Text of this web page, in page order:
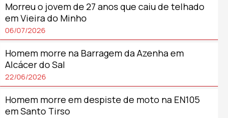
Morreu o jovem de 27 anos que caiu de telhado
em Vieira do Minho
06/07/2026
Homem morre na Barragem da Azenha em
Alcácer do Sal
22/06/2026
Homem morre em despiste de moto na EN105
em Santo Tirso